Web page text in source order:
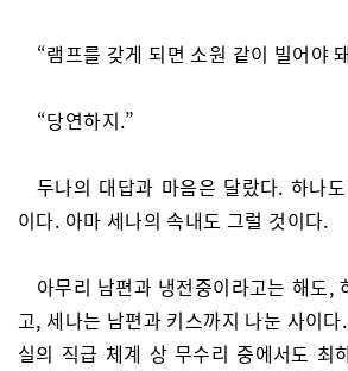
“램프를 갖게 되면 소원 같이 빌어야
“당연하지.”
두나의 대답과 마음은 달랐다. 하나
이다. 아마 세나의 속내도 그럴 것이다.
아무리 남편과 냉전중이라고는 해도,
고, 세나는 남편과 키스까지 나눈 사이
실의 직급 체계 상 무수리 중에서도 최